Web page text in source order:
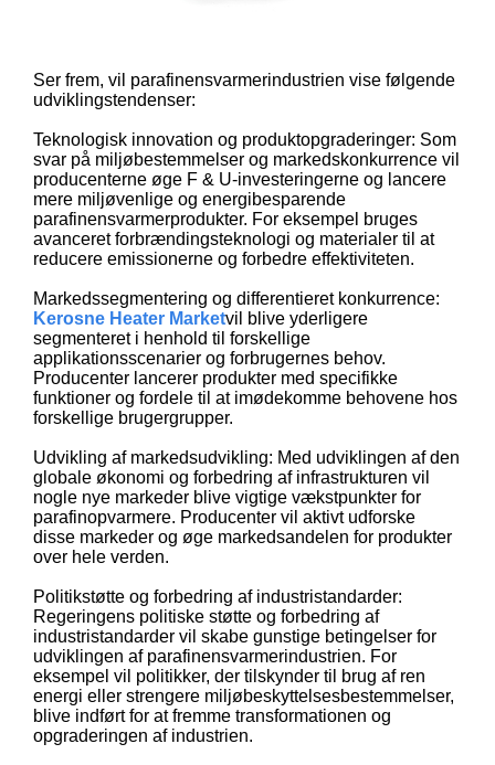
Ser frem, vil parafinensvarmerindustrien vise følgende
udviklingstendenser:
Teknologisk innovation og produktopgraderinger: Som
svar på miljøbestemmelser og markedskonkurrence vil
producenterne øge F & U-investeringerne og lancere
mere miljøvenlige og energibesparende
parafinensvarmerprodukter. For eksempel bruges
avanceret forbrændingsteknologi og materialer til at
reducere emissionerne og forbedre effektiviteten.
Markedssegmentering og differentieret konkurrence:
Kerosne Heater Marketvil blive yderligere
segmenteret i henhold til forskellige
applikationsscenarier og forbrugernes behov.
Producenter lancerer produkter med specifikke
funktioner og fordele til at imødekomme behovene hos
forskellige brugergrupper.
Udvikling af markedsudvikling: Med udviklingen af ​​den
globale økonomi og forbedring af infrastrukturen vil
nogle nye markeder blive vigtige vækstpunkter for
parafinopvarmere. Producenter vil aktivt udforske
disse markeder og øge markedsandelen for produkter
over hele verden.
Politikstøtte og forbedring af industristandarder:
Regeringens politiske støtte og forbedring af
industristandarder vil skabe gunstige betingelser for
udviklingen af ​​parafinensvarmerindustrien. For
eksempel vil politikker, der tilskynder til brug af ren
energi eller strengere miljøbeskyttelsesbestemmelser,
blive indført for at fremme transformationen og
opgraderingen af ​​industrien.